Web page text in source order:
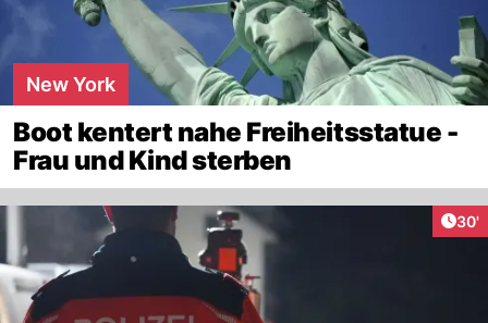
New York
Boot kentert nahe Freiheitsstatue -
Frau und Kind sterben
30'